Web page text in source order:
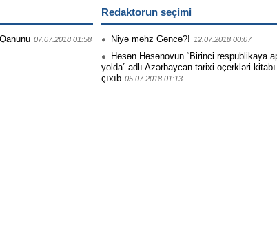
07.07.2018 01:58
Redaktorun seçimi
Niyə məhz Gəncə?! 12.07.2018 00:07
Həsən Həsənovun “Birinci respublikaya
yolda” adlı Azərbaycan tarixi oçerkləri
çıxıb 05.07.2018 01:13